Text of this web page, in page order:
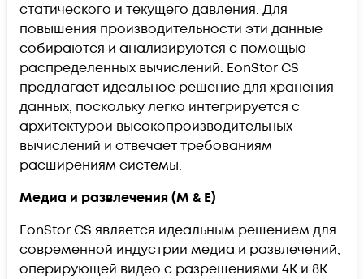
статического и текущего давления. Для
повышения производительности эти данные
собираются и анализируются с помощью
распределенных вычислений. EonStor CS
предлагает идеальное решение для хранения
данных, поскольку легко интегрируется с
архитектурой высокопроизводительных
вычислений и отвечает требованиям
расширениям системы.
Медиа и развлечения (M & E)
EonStor CS является идеальным решением для
современной индустрии медиа и развлечений,
оперирующей видео с разрешениями 4K и 8K.